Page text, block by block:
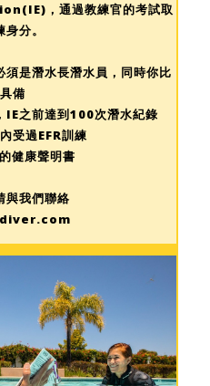
，通過教練官的考試取
分。
是潛水長潛水員，同時你比
備
之前達到100次潛水紀錄
受過EFR訓練
健康聲明書
與我們聯絡